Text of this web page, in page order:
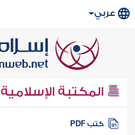
عربي
المكتبة الإسلامية